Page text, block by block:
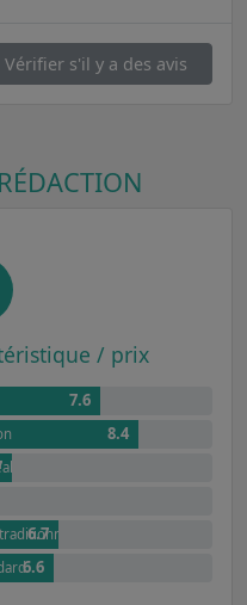
Vérifier s'il y a des avis
/ prix
7.6
8.4
pour les familles
et douce
6.7
6.6